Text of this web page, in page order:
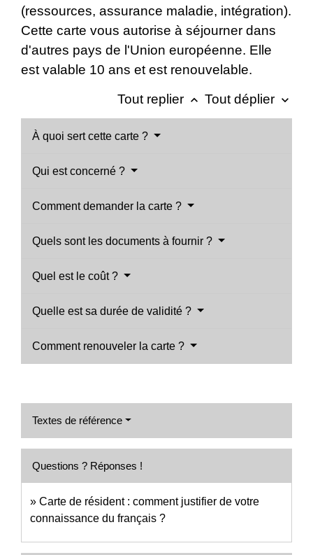
(ressources, assurance maladie, intégration).
Cette carte vous autorise à séjourner dans
d'autres pays de l'Union européenne. Elle
est valable 10 ans et est renouvelable.
Tout replier keyboard_arrow_up Tout déplier keyboard_arrow_down
À quoi sert cette carte ?
Qui est concerné ?
Comment demander la carte ?
Quels sont les documents à fournir ?
Quel est le coût ?
Quelle est sa durée de validité ?
Comment renouveler la carte ?
Textes de référence
Questions ? Réponses !
Carte de résident : comment justifier de votre
connaissance du français ?